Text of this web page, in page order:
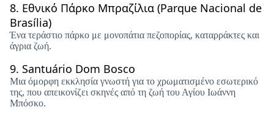
8. Εθνικό Πάρκο Μπραζίλια (Parque Nacional de
Brasília)
Ένα τεράστιο πάρκο με μονοπάτια πεζοπορίας, καταρράκτες και
άγρια ​​ζωή.
9. Santuário Dom Bosco
Μια όμορφη εκκλησία γνωστή για το χρωματισμένο εσωτερικό
της, που απεικονίζει σκηνές από τη ζωή του Αγίου Ιωάννη
Μπόσκο.